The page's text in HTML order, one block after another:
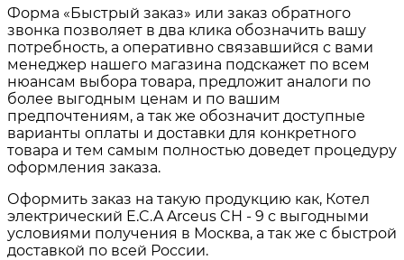
Форма «Быстрый заказ» или заказ обратного
звонка позволяет в два клика обозначить вашу
потребность, а оперативно связавшийся с вами
менеджер нашего магазина подскажет по всем
нюансам выбора товара, предложит аналоги по
более выгодным ценам и по вашим
предпочтениям, а так же обозначит доступные
варианты оплаты и доставки для конкретного
товара и тем самым полностью доведет процедуру
оформления заказа.
Оформить заказ на такую продукцию как, Котел
электрический E.C.A Arceus CH - 9 с выгодными
условиями получения в Москва, а так же с быстрой
доставкой по всей России.